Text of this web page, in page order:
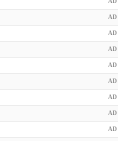
AD
AD
AD
AD
AD
AD
AD
AD